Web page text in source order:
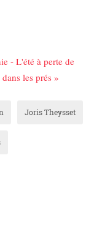
- L'été à perte de
les prés »
Joris Theysset